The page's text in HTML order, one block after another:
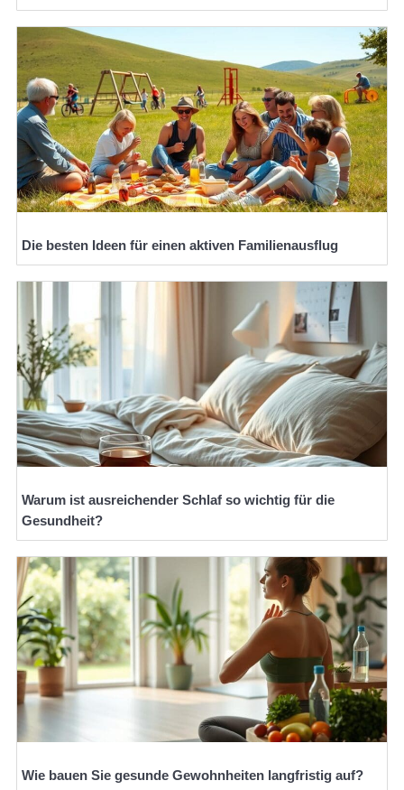
Die besten Ideen für einen aktiven Familienausflug
Warum ist ausreichender Schlaf so wichtig für die
Gesundheit?
Wie bauen Sie gesunde Gewohnheiten langfristig auf?